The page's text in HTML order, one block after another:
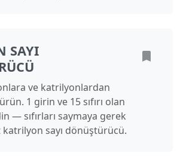
SAYI
ve katrilyonlardan
1 girin ve 15 sıfırı olan
— sıfırları saymaya gerek
katrilyon sayı dönüştürücü.